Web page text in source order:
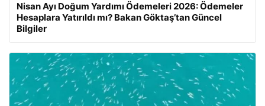
Nisan Ayı Doğum Yardımı Ödemeleri 2026: Ödemeler
Hesaplara Yatırıldı mı? Bakan Göktaş’tan Güncel
Bilgiler